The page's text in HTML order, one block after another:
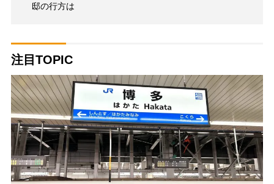
邸の行方は
注目TOPIC